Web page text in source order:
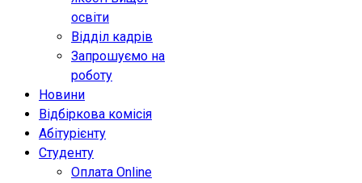
освіти
Відділ кадрів
Запрошуємо на
роботу
Новини
Відбіркова комісія
Абітурієнту
Студенту
Оплата Online